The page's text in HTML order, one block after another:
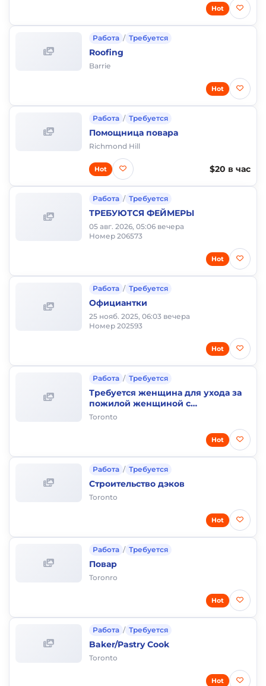
Hot
Работа / Требуется
Roofing
Barrie
Hot
Работа / Требуется
Помощница повара
Richmond Hill
$20 в час
Hot
Работа / Требуется
ТРЕБУЮТСЯ ФЕЙМЕРЫ
05 авг. 2026, 05:06 вечера
Номер 206573
Hot
Работа / Требуется
Официантки
25 нояб. 2025, 06:03 вечера
Номер 202593
Hot
Работа / Требуется
Требуется женщина для ухода за
пожилой женщиной с
проживанием
Toronto
Hot
Работа / Требуется
Строительство дэков
Toronto
Hot
Работа / Требуется
Повар
Toronro
Hot
Работа / Требуется
Baker/Pastry Cook
Toronto
Hot